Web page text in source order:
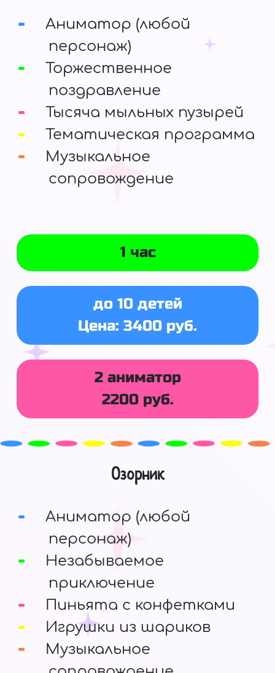
Аниматор (любой
персонаж)
Торжественное
поздравление
Тысяча мыльных пузырей
Тематическая программа
Музыкальное
сопровождение
1 час
до 10 детей
Цена: 3400 руб.
2 аниматор
2200 руб.
Озорник
Аниматор (любой
персонаж)
Незабываемое
приключение
Пиньята с конфетками
Игрушки из шариков
Музыкальное